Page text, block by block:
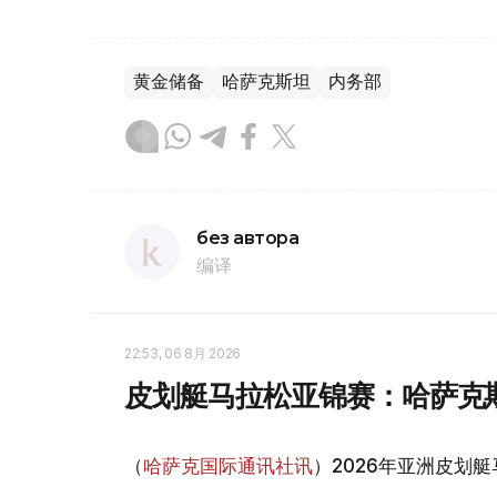
黄金储备 哈萨克斯坦 内务部
без автора
编译
22:53, 06 8月 2026
皮划艇马拉松亚锦赛：哈萨
（哈萨克国际通讯社讯）2026年亚洲皮划